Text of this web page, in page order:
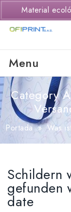
Menu
Category
Portada » Was
Schildern
gefunden
date
Material